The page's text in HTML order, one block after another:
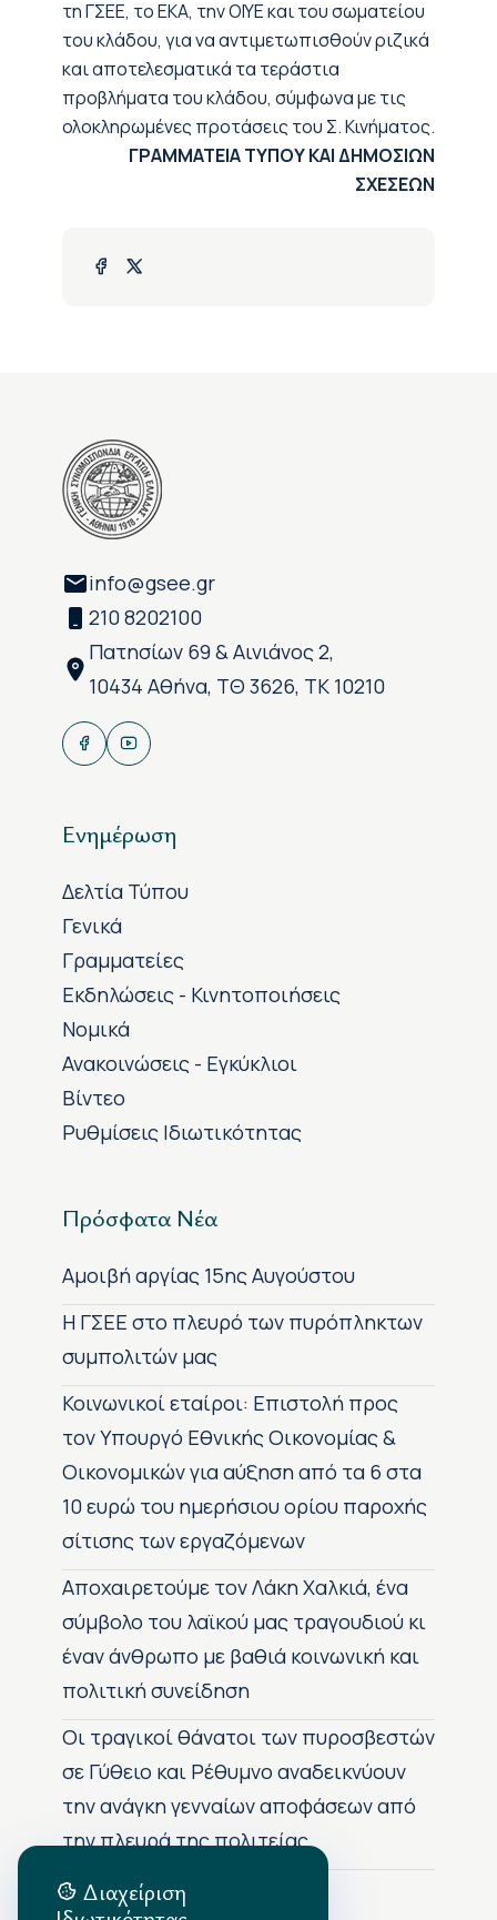
τη ΓΣΕΕ, το ΕΚΑ, την ΟΙΥΕ και του σωματείου
του κλάδου, για να αντιμετωπισθούν ριζικά
και αποτελεσματικά τα τεράστια
προβλήματα του κλάδου, σύμφωνα με τις
ολοκληρωμένες προτάσεις του Σ. Κινήματος.
ΓΡΑΜΜΑΤΕΙΑ ΤΥΠΟΥ ΚΑΙ ΔΗΜΟΣΙΩΝ
ΣΧΕΣΕΩΝ
info@gsee.gr
210 8202100
Πατησίων 69 & Αινιάνος 2,
10434 Αθήνα, ΤΘ 3626, ΤΚ 10210
Ενημέρωση
Δελτία Τύπου
Γενικά
Γραμματείες
Εκδηλώσεις - Κινητοποιήσεις
Νομικά
Ανακοινώσεις - Εγκύκλιοι
Βίντεο
Ρυθμίσεις Ιδιωτικότητας
Πρόσφατα Νέα
Αμοιβή αργίας 15ης Αυγούστου
H ΓΣΕΕ στο πλευρό των πυρόπληκτων
συμπολιτών μας
Κοινωνικοί εταίροι: Επιστολή προς
τον Υπουργό Εθνικής Οικονομίας &
Οικονομικών για αύξηση από τα 6 στα
10 ευρώ του ημερήσιου ορίου παροχής
σίτισης των εργαζόμενων
Αποχαιρετούμε τον Λάκη Χαλκιά, ένα
σύμβολο του λαϊκού μας τραγουδιού κι
έναν άνθρωπο με βαθιά κοινωνική και
πολιτική συνείδηση
Οι τραγικοί θάνατοι των πυροσβεστών
σε Γύθειο και Ρέθυμνο αναδεικνύουν
την ανάγκη γενναίων αποφάσεων από
την πλευρά της πολιτείας
Διαχείριση